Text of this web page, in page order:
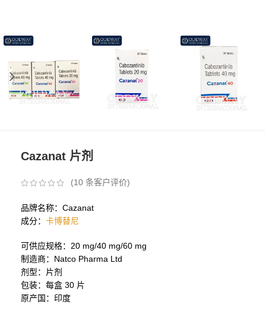
Cazanat 片剂
(10 条客户评价)
品牌名称：Cazanat
成分： 卡博替尼
可供应规格：20 mg/40 mg/60 mg
制造商：Natco Pharma Ltd
剂型：片剂
包装：每盒 30 片
原产国：印度